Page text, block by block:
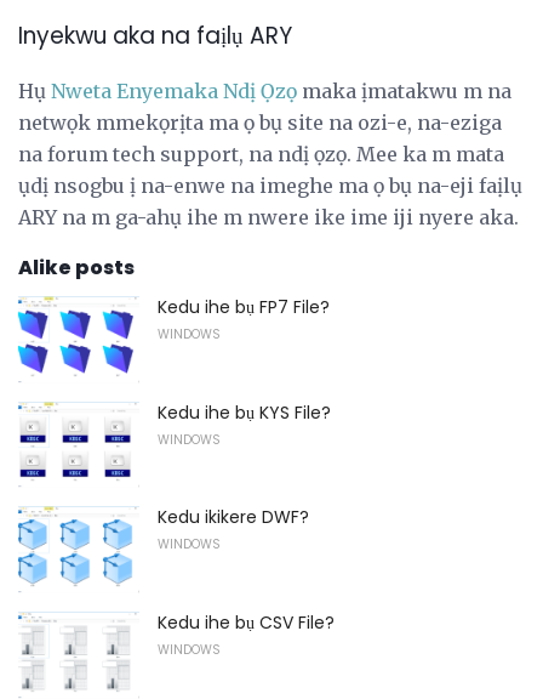
Inyekwu aka na faịlụ ARY
Hụ Nweta Enyemaka Ndị Ọzọ maka ịmatakwu m na
netwọk mmekọrịta ma ọ bụ site na ozi-e, na-eziga
na forum tech support, na ndị ọzọ. Mee ka m mata
ụdị nsogbu ị na-enwe na imeghe ma ọ bụ na-eji faịlụ
ARY na m ga-ahụ ihe m nwere ike ime iji nyere aka.
Alike posts
Kedu ihe bụ FP7 File?
WINDOWS
Kedu ihe bụ KYS File?
WINDOWS
Kedu ikikere DWF?
WINDOWS
Kedu ihe bụ CSV File?
WINDOWS